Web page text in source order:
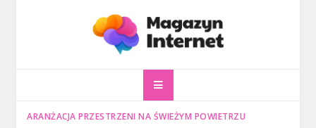
ARANŻACJA PRZESTRZENI NA ŚWIEŻYM POWIETRZU